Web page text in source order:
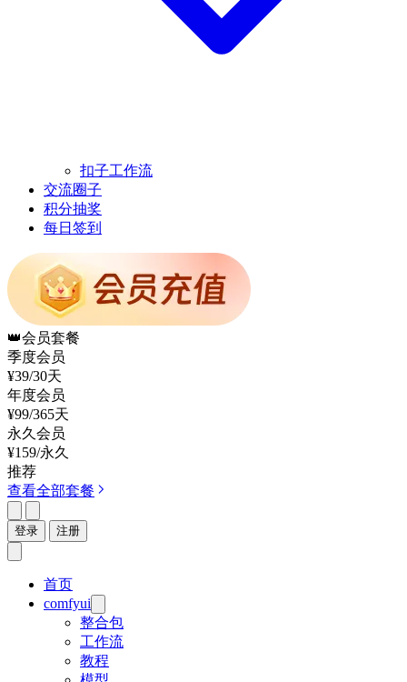
扣子工作流
交流圈子
积分抽奖
每日签到
👑会员套餐
季度会员
¥39/30天
年度会员
¥99/365天
永久会员
¥159/永久
推荐
查看全部套餐
登录 注册
首页
comfyui
整合包
工作流
教程